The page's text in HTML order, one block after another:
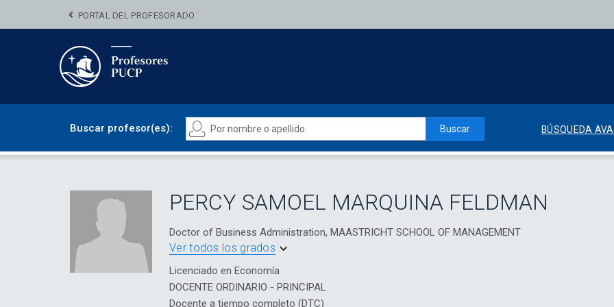
PORTAL DEL PROFESORADO
Buscar profesor(es): Buscar BÚSQUEDA
PERCY SAMOEL MARQUINA FELDMAN
Doctor of Business Administration, MAASTRICHT SCHOOL OF MANAGEMENT
Ver todos los grados
Licenciado en Economía
DOCENTE ORDINARIO - PRINCIPAL
Docente a tiempo completo (DTC)